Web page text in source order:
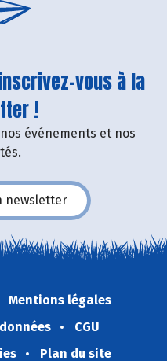
vous à la
!
événements et nos
newsletter
Mentions légales
CGU
Plan du site